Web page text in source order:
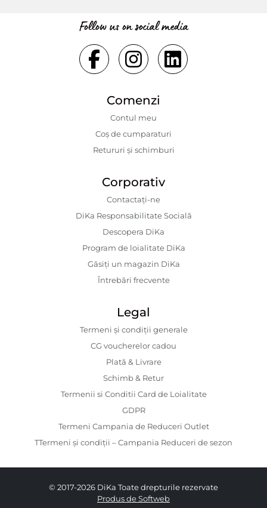
Follow us on social media
Comenzi
Contul meu
Coș de cumparaturi
Retururi și schimburi
Corporativ
Contactaţi-ne
DiKa Responsabilitate Socială
Descopera DiKa
Program de loialitate DiKa
Găsiți un magazin DiKa
Întrebări frecvente
Legal
Termeni și condiții generale
CG voucherelor cadou
Plată & Livrare
Schimb & Retur
Termenii si Conditii Card de Loialitate
GDPR
Termeni Campania de Reduceri Outlet
TTermeni și condiții – Campania Reduceri de sezon
© 2017-2026 DiKa Toate drepturile rezervate
Produs de Softweb